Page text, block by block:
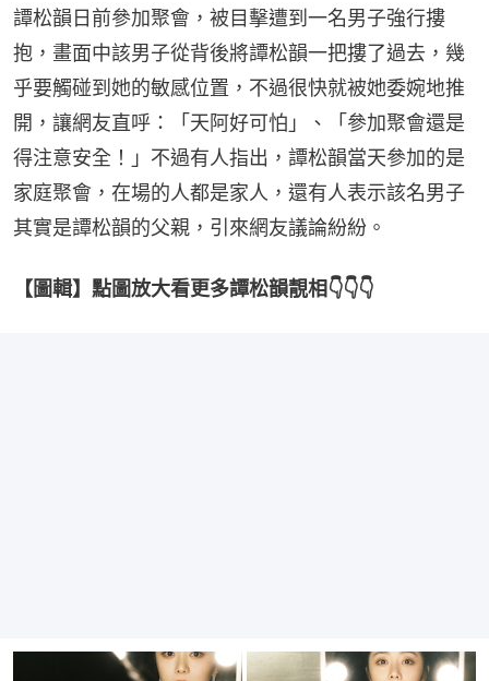
譚松韻日前參加聚會，被目擊遭到一名男子強行摟
抱，畫面中該男子從背後將譚松韻一把摟了過去，幾
乎要觸碰到她的敏感位置，不過很快就被她委婉地推
開，讓網友直呼：「天阿好可怕」、「參加聚會還是
得注意安全！」不過有人指出，譚松韻當天參加的是
家庭聚會，在場的人都是家人，還有人表示該名男子
其實是譚松韻的父親，引來網友議論紛紛。
【圖輯】點圖放大看更多譚松韻靚相👇👇👇